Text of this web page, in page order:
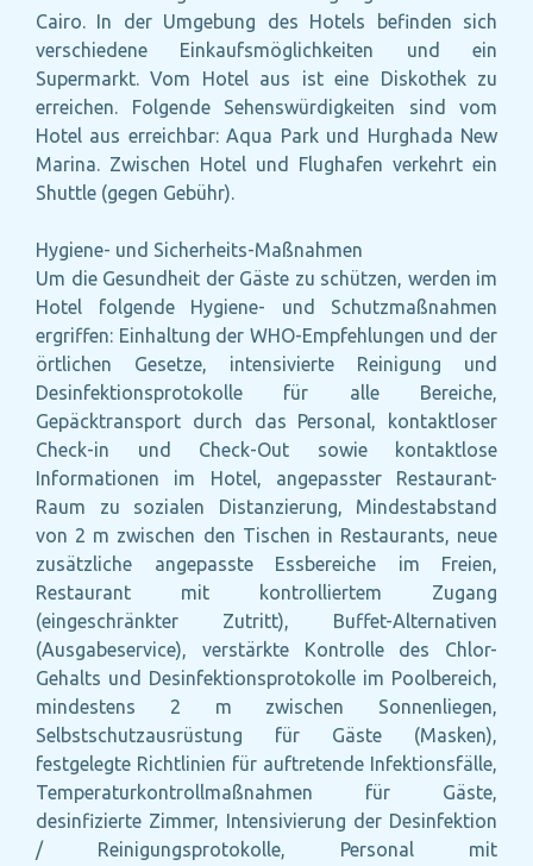
Cairo. In der Umgebung des Hotels befinden sich
verschiedene Einkaufsmöglichkeiten und ein
Supermarkt. Vom Hotel aus ist eine Diskothek zu
erreichen. Folgende Sehenswürdigkeiten sind vom
Hotel aus erreichbar: Aqua Park und Hurghada New
Marina. Zwischen Hotel und Flughafen verkehrt ein
Shuttle (gegen Gebühr).
Hygiene- und Sicherheits-Maßnahmen
Um die Gesundheit der Gäste zu schützen, werden im
Hotel folgende Hygiene- und Schutzmaßnahmen
ergriffen: Einhaltung der WHO-Empfehlungen und der
örtlichen Gesetze, intensivierte Reinigung und
Desinfektionsprotokolle für alle Bereiche,
Gepäcktransport durch das Personal, kontaktloser
Check-in und Check-Out sowie kontaktlose
Informationen im Hotel, angepasster Restaurant-
Raum zu sozialen Distanzierung, Mindestabstand
von 2 m zwischen den Tischen in Restaurants, neue
zusätzliche angepasste Essbereiche im Freien,
Restaurant mit kontrolliertem Zugang
(eingeschränkter Zutritt), Buffet-Alternativen
(Ausgabeservice), verstärkte Kontrolle des Chlor-
Gehalts und Desinfektionsprotokolle im Poolbereich,
mindestens 2 m zwischen Sonnenliegen,
Selbstschutzausrüstung für Gäste (Masken),
festgelegte Richtlinien für auftretende Infektionsfälle,
Temperaturkontrollmaßnahmen für Gäste,
desinfizierte Zimmer, Intensivierung der Desinfektion
/ Reinigungsprotokolle, Personal mit